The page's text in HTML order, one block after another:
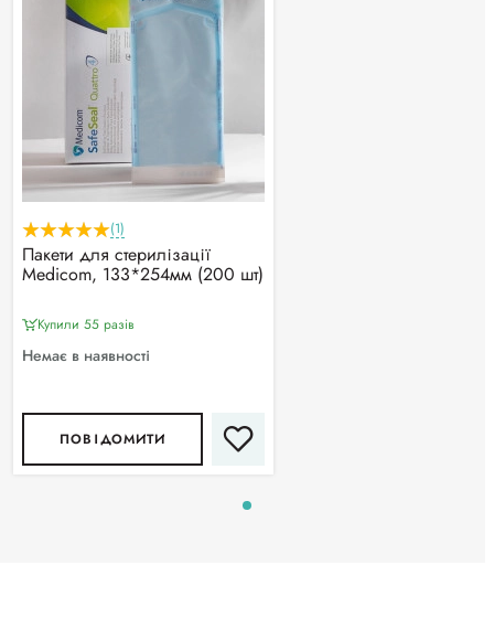
(1)
Пакети для стерилізації
Medicom, 133*254мм (200 шт)
Купили 55 разiв
Немає в наявності
ПОВІДОМИТИ